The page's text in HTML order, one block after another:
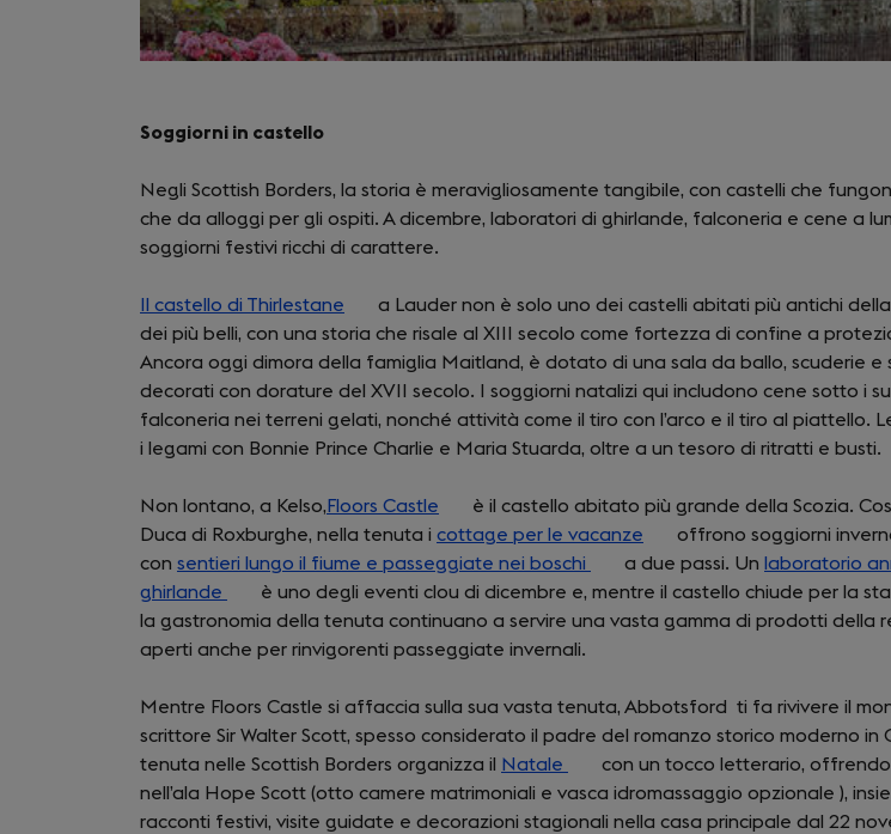
Soggiorni in castello
Negli Scottish Borders, la storia è meravigliosamente tangibile, con castelli che
che da alloggi per gli ospiti. A dicembre, laboratori di ghirlande, falconeria e cene a
soggiorni festivi ricchi di carattere.
Il castello di Thirlestane (opens
in
a
new
tab)
a Lauder non è solo uno dei castelli abitati più antichi
dei più belli, con una storia che risale al XIII secolo come fortezza di confine a
Ancora oggi dimora della famiglia Maitland, è dotato di una sala da ballo, scuderie
decorati con dorature del XVII secolo. I soggiorni natalizi qui includono cene sotto i
falconeria nei terreni gelati, nonché attività come il tiro con l’arco e il tiro al piattello.
i legami con Bonnie Prince Charlie e Maria Stuarda, oltre a un tesoro di ritratti e busti.
Non lontano, a Kelso, Floors Castle (opens
in
a
new
tab)
è il castello abitato più grande della Scozia.
Duca di Roxburghe, nella tenuta i cottage per le vacanze (opens
in
a
new
offrono soggiorni
con sentieri lungo il fiume e passeggiate nei boschi
(opens
in
a
a due passi. Un laboratorio
ghirlande
(opens
in
a
tab)
è uno degli eventi clou di dicembre e, mentre il castello chiude per la
la gastronomia della tenuta continuano a servire una vasta gamma di prodotti della
aperti anche per rinvigorenti passeggiate invernali.
Mentre Floors Castle si affaccia sulla sua vasta tenuta, Abbotsford ti fa rivivere il
scrittore Sir Walter Scott, spesso considerato il padre del romanzo storico moderno in
tenuta nelle Scottish Borders organizza il
Natale
(opens
in
a
con un tocco letterario,
nell’ala Hope Scott (otto camere matrimoniali e vasca idromassaggio opzionale ),
racconti festivi, visite guidate e decorazioni stagionali nella casa principale dal 22